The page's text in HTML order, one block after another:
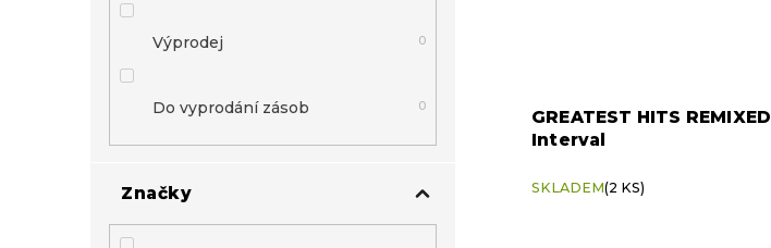
Výprodej 0
Do vyprodání zásob 0
Značky
GREATEST HITS REMIXED
Interval
SKLADEM(2 KS)